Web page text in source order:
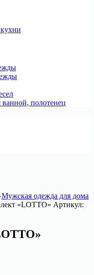
полотенец
Мужская одежда для дома
«LOTTO» Артикул: